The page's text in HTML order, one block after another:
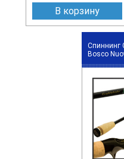
В корзину
Спиннинг
Bosco